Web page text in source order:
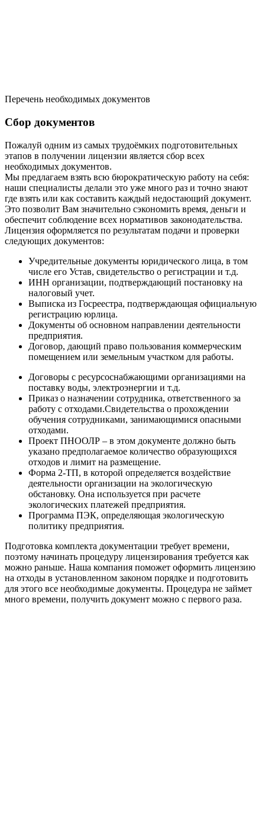
Перечень необходимых документов
Сбор документов
Пожалуй одним из самых трудоёмких подготовительных
этапов в получении лицензии является сбор всех
необходимых документов.
Мы предлагаем взять всю бюрократическую работу на себя:
наши специалисты делали это уже много раз и точно знают
где взять или как составить каждый недостающий документ.
Это позволит Вам значительно сэкономить время, деньги и
обеспечит соблюдение всех нормативов законодательства.
Лицензия оформляется по результатам подачи и проверки
следующих документов:
Учредительные документы юридического лица, в том
числе его Устав, свидетельство о регистрации и т.д.
ИНН организации, подтверждающий постановку на
налоговый учет.
Выписка из Госреестра, подтверждающая официальную
регистрацию юрлица.
Документы об основном направлении деятельности
предприятия.
Договор, дающий право пользования коммерческим
помещением или земельным участком для работы.
Договоры с ресурсоснабжающими организациями на
поставку воды, электроэнергии и т.д.
Приказ о назначении сотрудника, ответственного за
работу с отходами.Свидетельства о прохождении
обучения сотрудниками, занимающимися опасными
отходами.
Проект ПНООЛР – в этом документе должно быть
указано предполагаемое количество образующихся
отходов и лимит на размещение.
Форма 2-ТП, в которой определяется воздействие
деятельности организации на экологическую
обстановку. Она используется при расчете
экологических платежей предприятия.
Программа ПЭК, определяющая экологическую
политику предприятия.
Подготовка комплекта документации требует времени,
поэтому начинать процедуру лицензирования требуется как
можно раньше. Наша компания поможет оформить лицензию
на отходы в установленном законом порядке и подготовить
для этого все необходимые документы. Процедура не займет
много времени, получить документ можно с первого раза.